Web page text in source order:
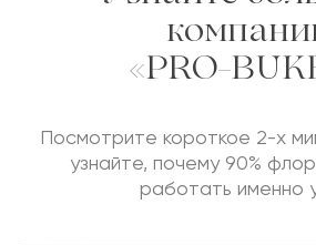
«PRO-
Посмотрите короткое 2-х
узнайте, почему 90%
работать именно